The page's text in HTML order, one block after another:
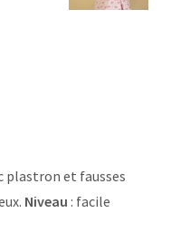
plastron et fausses
Niveau : facile